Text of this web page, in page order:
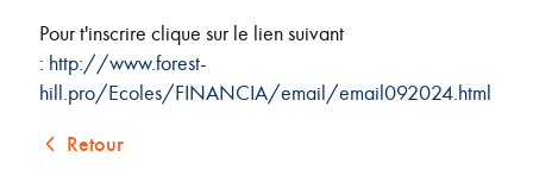
Pour t'inscrire clique sur le lien suivant
: http://www.forest-
hill.pro/Ecoles/FINANCIA/email/email092024.html
Retour